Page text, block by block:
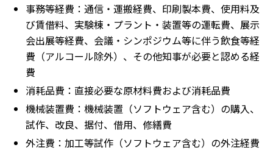
事務等経費：通信・運搬経費、印刷製本費、使用料及
び賃借料、実験棟・プラント・装置等の運転費、展示
会出展等経費、会議・シンポジウム等に伴う飲食等経
費（アルコール除外）、その他知事が必要と認める経
費
消耗品費：直接必要な原材料費および消耗品費
機械装置費：機械装置（ソフトウェア含む）の購入、
試作、改良、据付、借用、修繕費
外注費：加工等試作（ソフトウェア含む）の外注経費